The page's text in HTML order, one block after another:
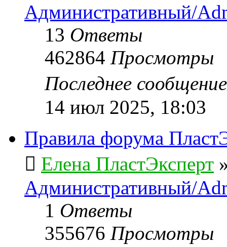
Административный/
13 Ответы
462864 Просмотры
Последнее
14 июл 2025, 18:03
Правила форума
Елена ПластЭксперт
Административный/
1 Ответы
355676 Просмотры